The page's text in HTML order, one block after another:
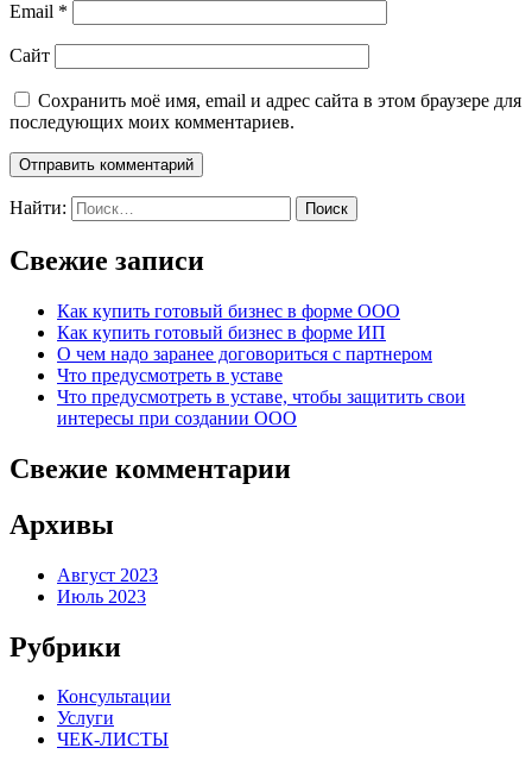
Email *
Сайт
Сохранить моё имя, email и адрес сайта в этом браузере для
последующих моих комментариев.
Найти:
Свежие записи
Как купить готовый бизнес в форме ООО
Как купить готовый бизнес в форме ИП
О чем надо заранее договориться с партнером
Что предусмотреть в уставе
Что предусмотреть в уставе, чтобы защитить свои
интересы при создании ООО
Свежие комментарии
Архивы
Август 2023
Июль 2023
Рубрики
Консультации
Услуги
ЧЕК-ЛИСТЫ